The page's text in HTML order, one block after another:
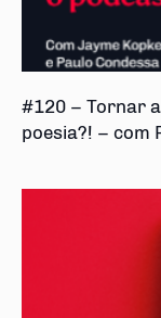
#120 – Tornar
poesia?! – com